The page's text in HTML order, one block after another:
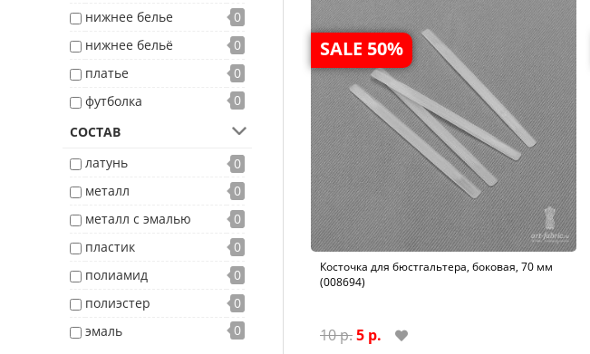
нижнее белье
0
нижнее бельё
0
платье
0
футболка
0
СОСТАВ
латунь
0
металл
0
металл с эмалью
0
пластик
0
полиамид
0
полиэстер
0
эмаль
0
SALE 50%
Косточка для бюстгальтера, боковая, 70 мм
(008694)
10 р.5 р.